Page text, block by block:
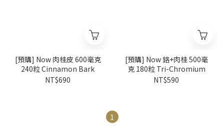
[預購] Now 肉桂皮 600毫克
240粒 Cinnamon Bark
NT$690
[預購] Now 鉻+肉桂 500毫
克 180粒 Tri-Chromium
NT$590
1